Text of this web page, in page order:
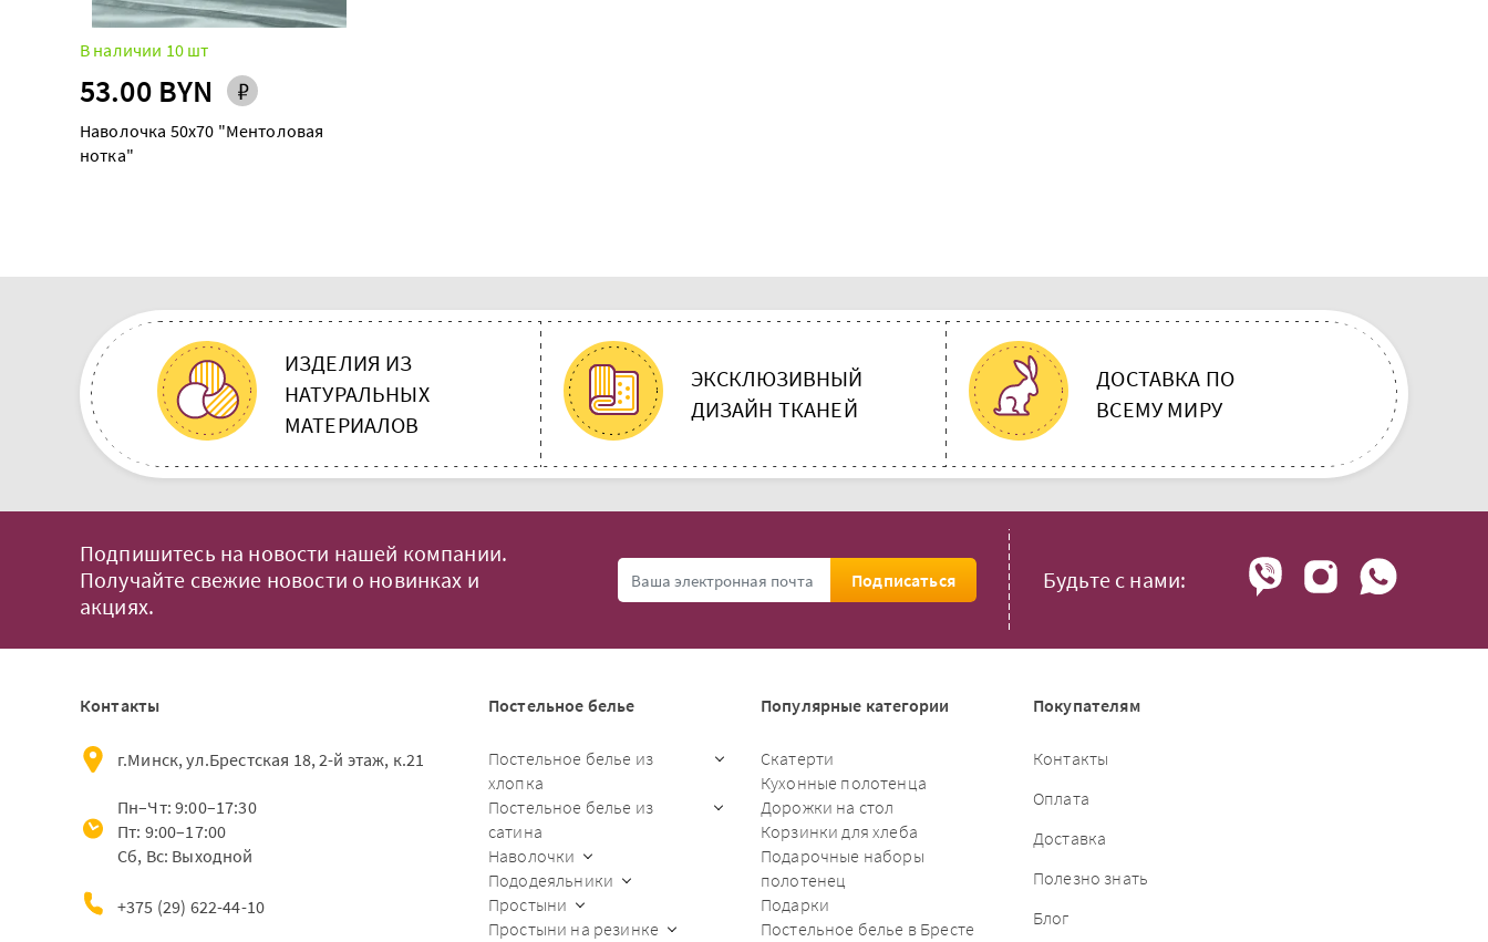
В наличии 10 шт
53.00 BYN
Наволочка 50х70 "Ментоловая
нотка"
ИЗДЕЛИЯ ИЗ
НАТУРАЛЬНЫХ
МАТЕРИАЛОВ
ЭКСКЛЮЗИВНЫЙ
ДИЗАЙН ТКАНЕЙ
ДОСТАВКА ПО
ВСЕМУ МИРУ
Подпишитесь на новости нашей компании.
Получайте свежие новости о новинках и
акциях.
Подписаться Будьте с нами:
Контакты
г.Минск, ул.Брестская 18, 2-й этаж, к.21
Пн–Чт: 9:00–17:30
Пт: 9:00–17:00
Сб, Вс: Выходной
+375 (29) 622-44-10
Постельное белье
Постельное белье из
хлопка
Постельное белье из
сатина
Наволочки
Пододеяльники
Простыни
Простыни на резинке
Популярные категории
Скатерти
Кухонные полотенца
Дорожки на стол
Корзинки для хлеба
Подарочные наборы
полотенец
Подарки
Постельное белье в Бресте
Покупателям
Контакты
Оплата
Доставка
Полезно знать
Блог